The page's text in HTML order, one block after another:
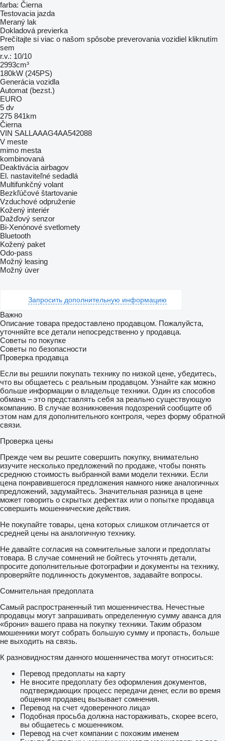
farba: Čierna
Testovacia jazda
Meraný lak
Dokladová previerka
Prečítajte si viac o našom spôsobe preverovania vozidiel kliknutím
sem
r.v.: 10/10
2993cm³
180kW (245PS)
Generácia vozidla
Automat (bezst.)
EURO
5 dv
275 841km
Čierna
VIN SALLAAAG4AA542088
V meste
mimo mesta
kombinovaná
Deaktivácia airbagov
El. nastaviteľné sedadlá
Multifunkčný volant
Bezkľúčové štartovanie
Vzduchové odpruženie
Kožený interiér
Dažďový senzor
Bi-Xenónové svetlomety
Bluetooth
Kožený paket
Odo-pass
Možný leasing
Možný úver
Запросить дополнительную информацию
Важно
Описание товара предоставлено продавцом. Пожалуйста,
уточняйте все детали непосредственно у продавца.
Советы по покупке
Советы по безопасности
Проверка продавца
Если вы решили покупать технику по низкой цене, убедитесь,
что вы общаетесь с реальным продавцом. Узнайте как можно
больше информации о владельце техники. Один из способов
обмана – это представлять себя за реально существующую
компанию. В случае возникновения подозрений сообщите об
этом нам для дополнительного контроля, через форму обратной
связи.
Проверка цены
Прежде чем вы решите совершить покупку, внимательно
изучите несколько предложений по продаже, чтобы понять
среднюю стоимость выбранной вами модели техники. Если
цена понравившегося предложения намного ниже аналогичных
предложений, задумайтесь. Значительная разница в цене
может говорить о скрытых дефектах или о попытке продавца
совершить мошеннические действия.
Не покупайте товары, цена которых слишком отличается от
средней цены на аналогичную технику.
Не давайте согласия на сомнительные залоги и предоплаты
товара. В случае сомнений не бойтесь уточнять детали,
просите дополнительные фотографии и документы на технику,
проверяйте подлинность документов, задавайте вопросы.
Сомнительная предоплата
Самый распространенный тип мошенничества. Нечестные
продавцы могут запрашивать определенную сумму аванса для
«брони» вашего права на покупку техники. Таким образом
мошенники могут собрать большую сумму и пропасть, больше
не выходить на связь.
К разновидностям данного мошенничества могут относиться:
Перевод предоплаты на карту
Не вносите предоплату без оформления документов,
подтверждающих процесс передачи денег, если во время
общения продавец вызывает сомнения.
Перевод на счет «доверенного лица»
Подобная просьба должна настораживать, скорее всего,
вы общаетесь с мошенником.
Перевод на счет компании с похожим именем